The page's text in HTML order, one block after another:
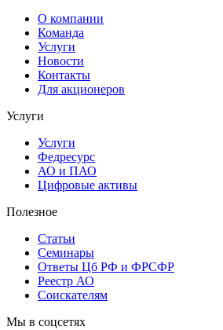
О компании
Команда
Услуги
Новости
Контакты
Для акционеров
Услуги
Услуги
Федресурс
АО и ПАО
Цифровые активы
Полезное
Статьи
Cеминары
Ответы Цб РФ и ФРСФР
Реестр АО
Соискателям
Мы в соцсетях